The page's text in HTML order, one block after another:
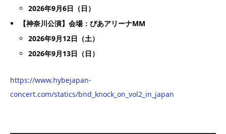
2026年9月6日（日）
【神奈川公演】会場：ぴあアリーナMM
2026年9月12日（土）
2026年9月13日（日）
https://www.hybejapan-
concert.com/statics/bnd_knock_on_vol2_in_japan